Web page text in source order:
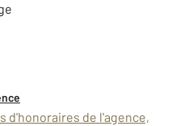
d'honoraires de l'agence,